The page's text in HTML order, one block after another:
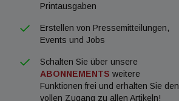
Printausgaben
Erstellen von Pressemitteilungen,
Events und Jobs
Schalten Sie über unsere
ABONNEMENTS weitere
Funktionen frei und erhalten Sie den
vollen Zugang zu allen Artikeln!